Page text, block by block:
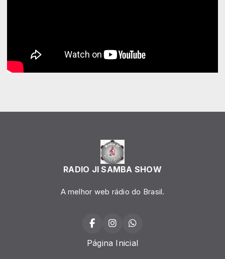
RADIO JI SAMBA SHOW
A melhor web rádio do Brasil.
Página Inicial